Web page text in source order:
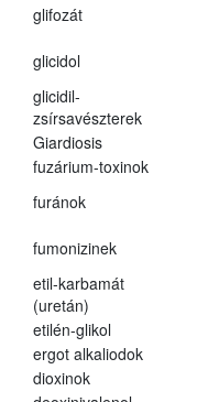
glifozát
glicidol
glicidil-
zsírsavészterek
Giardiosis
fuzárium-toxinok
furánok
fumonizinek
etil-karbamát
(uretán)
etilén-glikol
ergot alkaliodok
dioxinok